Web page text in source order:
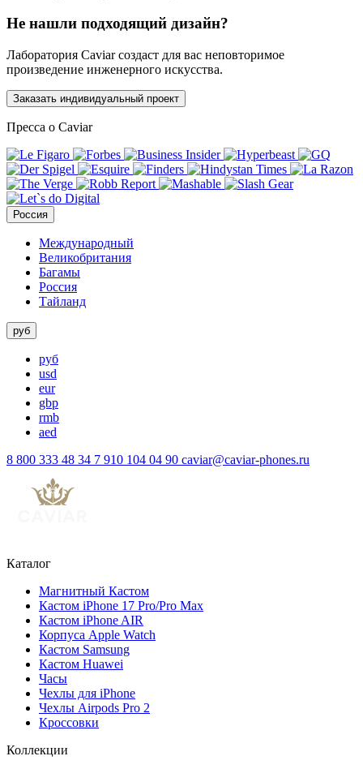
Не нашли подходящий дизайн?
Лаборатория Caviar создаст для вас неповторимое
произведение инженерного искусства.
Заказать индивидуальный проект
Пресса о Caviar
Россия
Международный
Великобритания
Багамы
Россия
Тайланд
руб
руб
usd
eur
gbp
rmb
aed
8 800 333 48 34 7 910 104 04 90 caviar@caviar-phones.ru
Каталог
Магнитный Кастом
Кастом iPhone 17 Pro/Pro Max
Кастом iPhone AIR
Корпуса Apple Watch
Кастом Samsung
Кастом Huawei
Часы
Чехлы для iPhone
Чехлы Airpods Pro 2
Кроссовки
Коллекции